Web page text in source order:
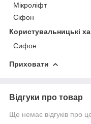
Мікроліфт
Сіфон
Користувальницькі
Сифон
Приховати
Відгуки про товар
Ще немає відгуків про